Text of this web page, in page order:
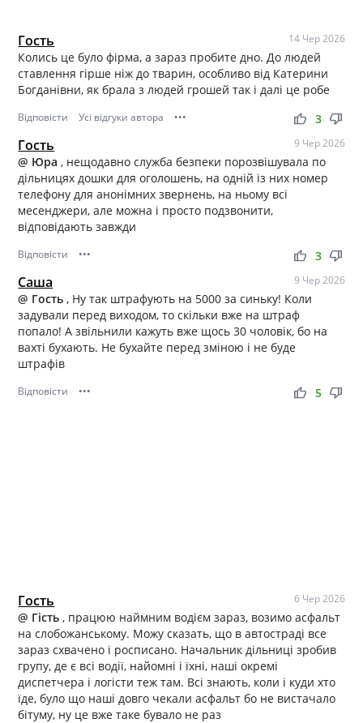
Гость 14 Чер 2026
Колись це було фірма, а зараз пробите дно. До людей
ставлення гірше ніж до тварин, особливо від Катерини
Богданівни, як брала з людей грошей так і далі це робе
Відповісти Усі відгуки автора ••• thumb_up thumb_down
3
Гость 9 Чер 2026
@ Юра, нещодавно служба безпеки порозвішувала по
дільницях дошки для оголошень, на одній із них номер
телефону для анонімних звернень, на ньому всі
месенджери, але можна і просто подзвонити,
відповідають завжди
Відповісти ••• thumb_up thumb_down
3
Саша 9 Чер 2026
@ Гость, Ну так штрафують на 5000 за синьку! Коли
задували перед виходом, то скільки вже на штраф
попало! А звільнили кажуть вже щось 30 чоловік, бо на
вахті бухають. Не бухайте перед зміною і не буде
штрафів
Відповісти ••• thumb_up thumb_down
5
Гость 6 Чер 2026
@ Гість, працюю наймним водієм зараз, возимо асфальт
на слобожанському. Можу сказать, що в автостраді все
зараз схвачено і росписано. Начальник дільниці зробив
групу, де є всі водії, найомні і їхні, наші окремі
диспетчера і логісти теж там. Всі знають, коли і куди хто
їде, було що наші довго чекали асфальт бо не вистачало
бітуму, ну це вже таке бувало не раз